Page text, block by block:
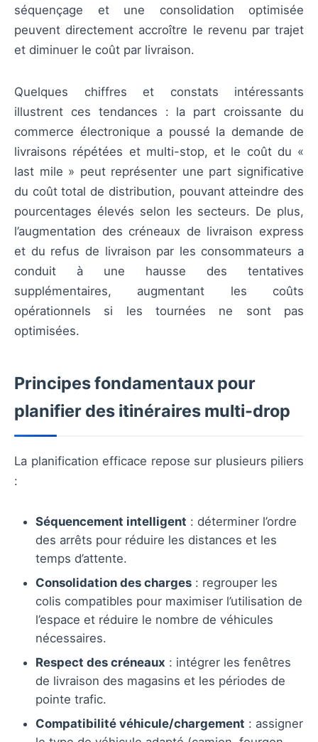
séquençage et une consolidation optimisée
peuvent directement accroître le revenu par trajet
et diminuer le coût par livraison.
Quelques chiffres et constats intéressants
illustrent ces tendances : la part croissante du
commerce électronique a poussé la demande de
livraisons répétées et multi-stop, et le coût du «
last mile » peut représenter une part significative
du coût total de distribution, pouvant atteindre des
pourcentages élevés selon les secteurs. De plus,
l’augmentation des créneaux de livraison express
et du refus de livraison par les consommateurs a
conduit à une hausse des tentatives
supplémentaires, augmentant les coûts
opérationnels si les tournées ne sont pas
optimisées.
Principes fondamentaux pour
planifier des itinéraires multi-drop
La planification efficace repose sur plusieurs piliers
:
Séquencement intelligent : déterminer l’ordre
des arrêts pour réduire les distances et les
temps d’attente.
Consolidation des charges : regrouper les
colis compatibles pour maximiser l’utilisation de
l’espace et réduire le nombre de véhicules
nécessaires.
Respect des créneaux : intégrer les fenêtres
de livraison des magasins et les périodes de
pointe trafic.
Compatibilité véhicule/chargement : assigner